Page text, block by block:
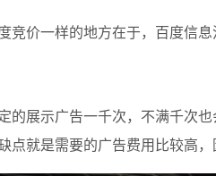
价一样的地方在于，百度信息
展示广告一千次，不满千次也
点就是需要的广告费用比较高